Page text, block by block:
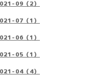
09（2）
07（1）
06（1）
05（1）
04（4）